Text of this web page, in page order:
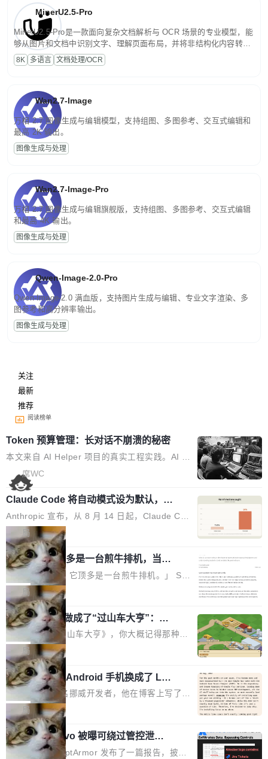
MinerU2.5-Pro
MinerU2.5-Pro是一款面向复杂文档解析与 OCR 场景的专业模型，能
够从图片和文档中识别文字、理解页面布局，并将非结构化内容转换
为便于存储、检索和二次处理的结构化结果。
8K 多语言 文档处理/OCR
Wan2.7-Image
万相 2.7 图像生成与编辑模型，支持组图、多图参考、交互式编辑和
最高 2K 输出。
图像生成与处理
Wan2.7-Image-Pro
万相 2.7 图像生成与编辑旗舰版，支持组图、多图参考、交互式编辑
和最高 4K 输出。
图像生成与处理
Qwen-Image-2.0-Pro
Qwen-Image-2.0 满血版，支持图片生成与编辑、专业文字渲染、多
图参考和高分辨率输出。
图像生成与处理
关注
最新
推荐
阅读榜单
Token 预算管理：长对话不崩溃的秘密
本文来自 AI Helper 项目的真实工程实践。AI H
elper 是一个开源的 Chrome 智能助手扩展，采
用 ReAct 推理循环架构，内置 44 个工具，支持
多轮工具调用和复杂任务拆解。 问题：多轮推理
的 Token 雪崩 ReAct 架构的核心是"推理-行动-
观察"循环。每一轮循环，AI 调用工具、拿到结
果、把结果追加到消息历史中。一个复杂任务可
能跑十几轮甚至几十轮，每轮的工具结果（页面
HTML、搜索结果、文件内容）动辄几千 token
s。 问题来了：随着轮次增加，消息历史不断膨
胀，总 Token 量逼近模型的上下文窗口上限。
一旦超限，要么 API 直接报错，要么模型开
始"遗忘"...
席WC
Claude Code 将自动模式设为默认，称
人类审批只抓到 13.6% 危险命令
Anthropic 宣布，从 8 月 14 日起，Claude Cod
e 在 Pro、Max、Team 计划上将默认启用自动
模式（auto mode）。这个决定背后，是两组让
人不安的数据。 第一组：人类审批到底有多不靠
谱？Anthropic 在 1053 名付费用户中做了一项
对照实验，人为审核只抓到了 13.6% 的危险命
令，而自动模式抓到了 89%。自动模式拦截了 8
00 条人类审批通过的指令，人类只拦截了 6 条
自动模式放过的指令。更令人担忧的是，随着会
话变长，人类的检测率从早期的约 17% 下降到
50 轮后的约 5%——人会疲劳，机器不会。 第
二组：出了事有多严重？在 5-6 月标记的...
局
AI 辅助编程顶多是一台煎牛排机，当不
了厨师
「AI 不是厨师。它顶多是一台煎牛排机。」 Ser
hii Sydorets 写了一篇博客，把 AI 辅助编程比作
煎牛排——任何人都能把肉扔进锅里弄熟，但要
稳定产出真正好的结果，需要真正的理解。机器
能按食谱重复操作、规模化产出，但它不知道你
脑子里到底想要什么，除非你把想法翻译成明确
的需求。 文章的核心论点很简单：AI 让你更
快，但快不等于好。 它能自动化重复劳动、生成
代码起点、解释逻辑，但它经常自信地给出错误
结果——「一块焦炭，上面放了一枝百里香，然
后告诉你这是三分熟。」 判断力仍然是不可替代
的。AI「不能替你定义什么是好，不能决定哪些
取舍可以接受」，也看不出来什么时候结果在技
局
他把芯片制造做成了“过山车大亨”：一
个浏览器里的半导体工厂
如果你玩过《过山车大亨》，你大概记得那种俯
瞰视角——小人在公园里走来走去，游乐设施运
转着，一切都在你的注视下运行。现在想象同样
的视角，但公园里不是过山车，而是一座完整的
芯片制造工厂。 这就是 Chip Tycoon。 一个黄
色的小车载着一片硅晶圆，穿过 20 栋建筑，从
石英砂一路走到封装好的芯片。晶圆在每一站都
会发生肉眼可见的变化——长晶体、抛光、涂光
刻胶、蚀刻、离子注入、铜互联。公园中央是一
局
一名开发者将 Android 手机换成了 Lin
ux，称“AOSP 已死”
Runarcn 是一名挪威开发者，他在博客上写了一
篇文章，标题很直白：《I'm switching my phon
e from Android to Linux》。 他的核心论点很简
单：AOSP（Android Open Source Project）
已经死了。不是技术上死了，而是作为一个真正
局
Atlassian Rovo 被曝可绕过管控泄露 J
ira 和 Confluence 数据，厂商两个月没
安全公司 PromptArmor 发布了一篇报告，披露